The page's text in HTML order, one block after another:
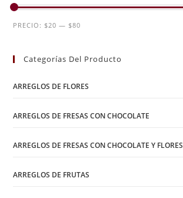
PRECIO: $20 — $80
Categorías Del Producto
ARREGLOS DE FLORES
ARREGLOS DE FRESAS CON CHOCOLATE
ARREGLOS DE FRESAS CON CHOCOLATE Y FLORES
ARREGLOS DE FRUTAS